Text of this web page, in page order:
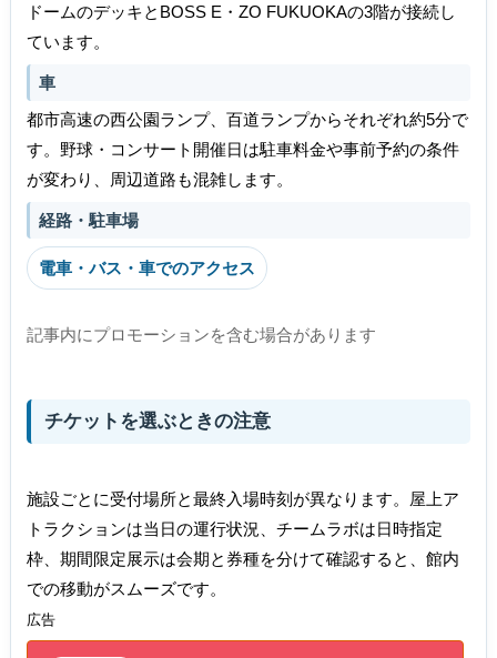
ドームのデッキとBOSS E・ZO FUKUOKAの3階が接続し
ています。
車
都市高速の西公園ランプ、百道ランプからそれぞれ約5分で
す。野球・コンサート開催日は駐車料金や事前予約の条件
が変わり、周辺道路も混雑します。
経路・駐車場
電車・バス・車でのアクセス
記事内にプロモーションを含む場合があります
チケットを選ぶときの注意
施設ごとに受付場所と最終入場時刻が異なります。屋上ア
トラクションは当日の運行状況、チームラボは日時指定
枠、期間限定展示は会期と券種を分けて確認すると、館内
での移動がスムーズです。
広告